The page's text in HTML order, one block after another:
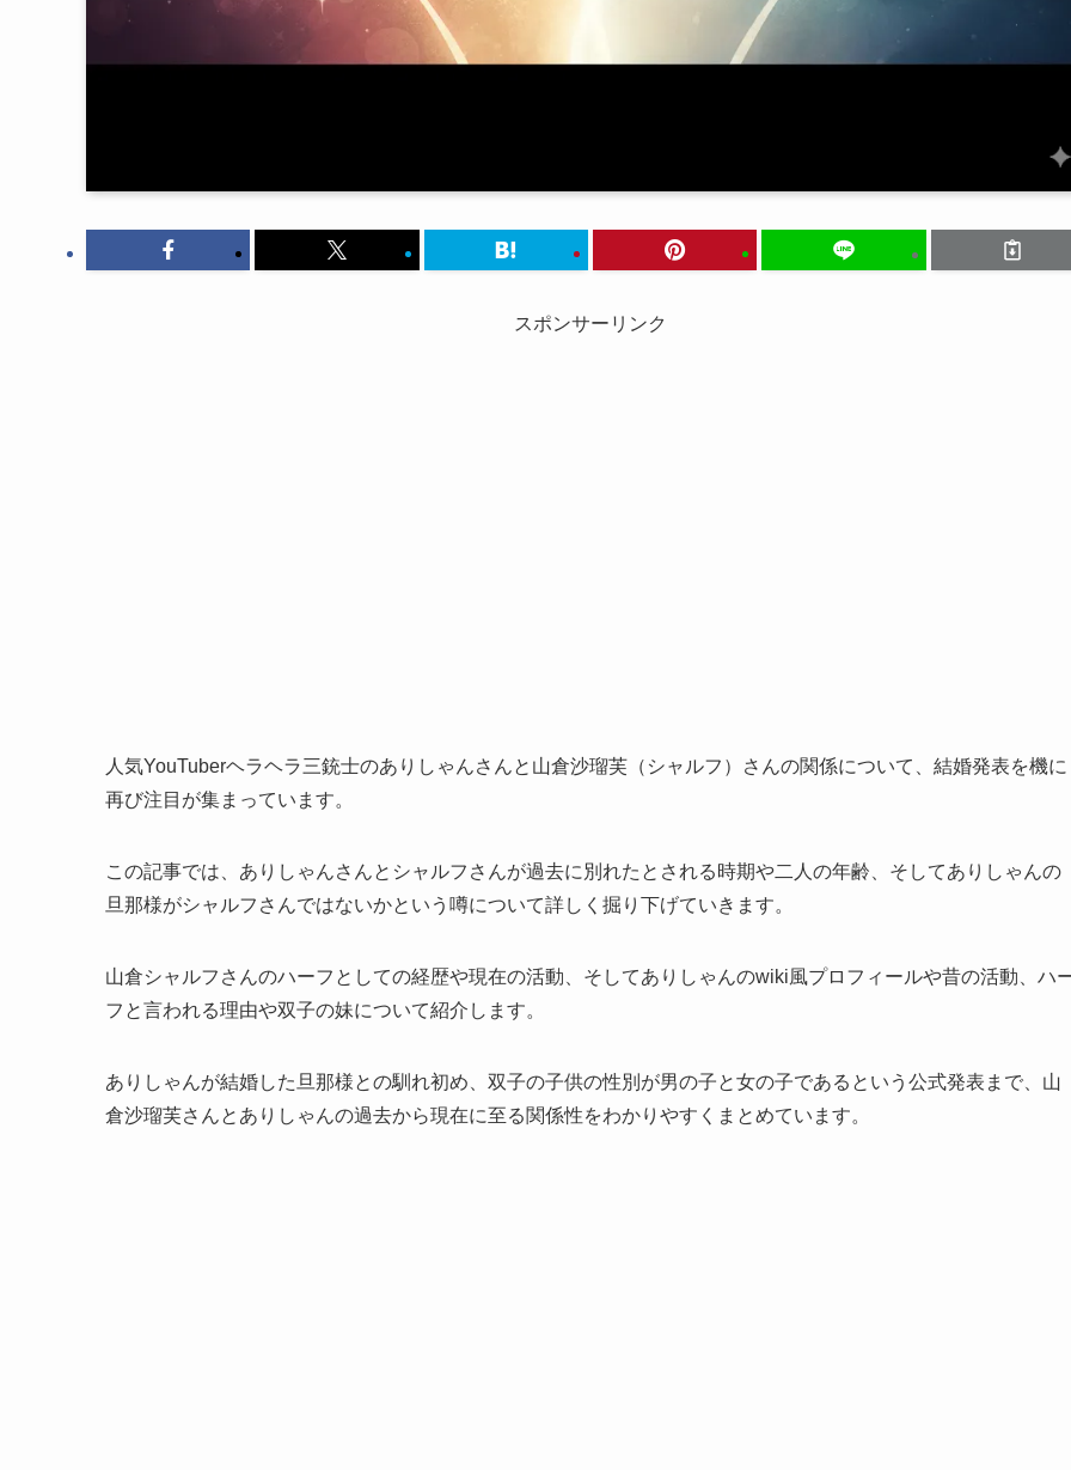
スポンサーリンク
人気YouTuberヘラヘラ三銃士のありしゃんさんと山倉沙瑠芙（シャルフ）さんの関係について、結婚発表を機に
再び注目が集まっています。
この記事では、ありしゃんさんとシャルフさんが過去に別れたとされる時期や二人の年齢、そしてありしゃんの
旦那様がシャルフさんではないかという噂について詳しく掘り下げていきます。
山倉シャルフさんのハーフとしての経歴や現在の活動、そしてありしゃんのwiki風プロフィールや昔の活動、ハ
フと言われる理由や双子の妹について紹介します。
ありしゃんが結婚した旦那様との馴れ初め、双子の子供の性別が男の子と女の子であるという公式発表まで、山
倉沙瑠芙さんとありしゃんの過去から現在に至る関係性をわかりやすくまとめています。